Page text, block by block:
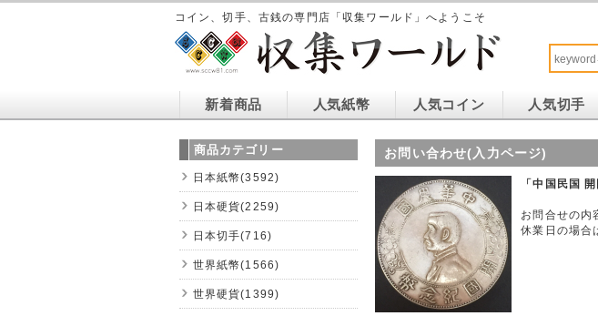
コイン、切手、古銭の専門店「収集ワールド」へようこそ
新着商品 人気紙幣 人気コイン 人気切手
お問い合わせ(入力ページ)
「中国民国
お問合せの内
休業日の場合
商品カテゴリー
日本紙幣(3592)
日本硬貨(2259)
日本切手(716)
世界紙幣(1566)
世界硬貨(1399)